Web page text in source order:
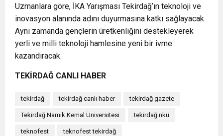
Uzmanlara göre, İKA Yarışması Tekirdağ’ın teknoloji ve
inovasyon alanında adını duyurmasına katkı sağlayacak.
Aynı zamanda gençlerin üretkenliğini destekleyerek
yerli ve milli teknoloji hamlesine yeni bir ivme
kazandıracak.
TEKİRDAĞ CANLI HABER
tekirdağ tekirdağ canlı haber tekirdağ gazete
Tekirdağ Namık Kemal Üniversitesi tekirdağ nkü
teknofest teknofest tekirdağ